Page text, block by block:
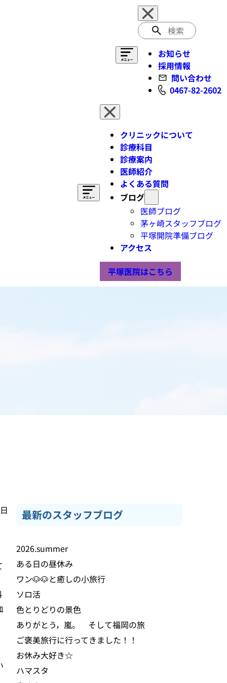
検
索
お知らせ
採用情報
問い合わせ
0467-82-2602
クリニックについて
診療科目
診療案内
医師紹介
よくある質問
ブログ
医師ブログ
茅ヶ崎スタッフブログ
平塚開院準備ブログ
アクセス
平塚医院はこちら
最新のスタッフブログ
2026.summer
ある日の昼休み
ワン🐶🐶と癒しの小旅行
ソロ活
色とりどりの景色
ありがとう，嵐。 そして福岡の旅
ご褒美旅行に行ってきました！！
お休み大好き☆
ハマスタ